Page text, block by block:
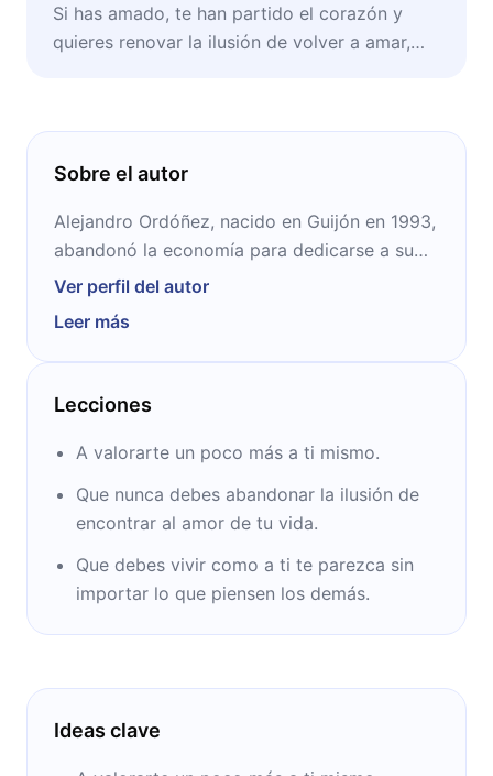
Si has amado, te han partido el corazón y
quieres renovar la ilusión de volver a amar,
Sobre el autor
Alejandro Ordóñez, nacido en Guijón en 1993,
abandonó la economía para dedicarse a su
pasión: la escritura. Comenzó escribiendo en
popularidad y llegó a publicar libros como
“Ojalá te enamores”.
Ver perfil del autor
Leer más
Lecciones
A valorarte un poco más a ti mismo.
Que nunca debes abandonar la ilusión de
encontrar al amor de tu vida.
Que debes vivir como a ti te parezca sin
importar lo que piensen los demás.
Ideas clave